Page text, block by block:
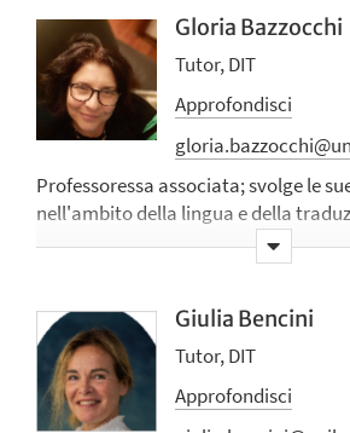
Gloria Bazzocchi
Tutor, DIT
Approfondisci
Professoressa associata; svolge le
nell'ambito della lingua e della
contrastiva tra italiano e spagnolo,
occupa di traduzione della
della traduzione poetica e di
Giulia Bencini
Tutor, DIT
Approfondisci